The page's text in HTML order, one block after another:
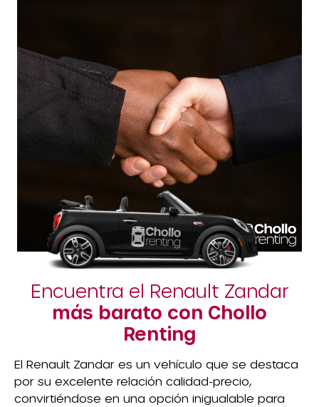
Encuentra el Renault Zandar
más barato con Chollo
Renting
El Renault Zandar es un vehículo que se destaca
por su excelente relación calidad-precio,
convirtiéndose en una opción inigualable para